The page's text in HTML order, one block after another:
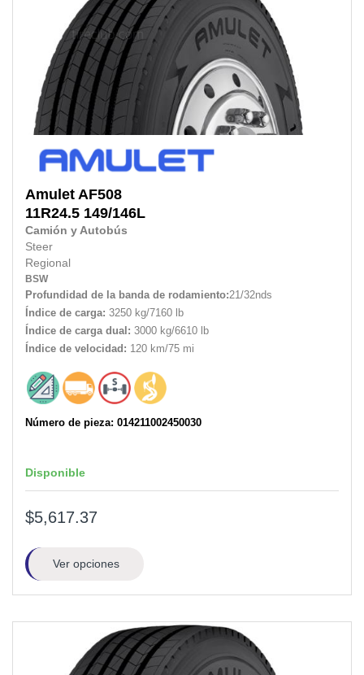
Amulet AF508
11R24.5 149/146L
Camión y Autobús
Steer
Regional
BSW
Profundidad de la banda de rodamiento:21/32nds
Índice de carga: 3250 kg/7160 lb
Índice de carga dual: 3000 kg/6610 lb
Índice de velocidad: 120 km/75 mi
Número de pieza: 014211002450030
Disponible
$5,617.37
Ver opciones